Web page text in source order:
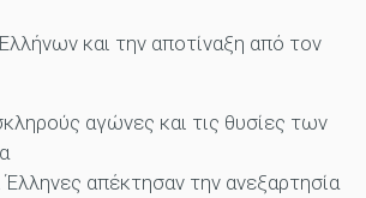
και την αποτίναξη από τον
αγώνες και τις θυσίες των
Έλληνες απέκτησαν την ανεξαρτησία